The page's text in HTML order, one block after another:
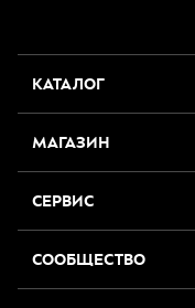
КАТАЛОГ
МАГАЗИН
СЕРВИС
СООБЩЕСТВО